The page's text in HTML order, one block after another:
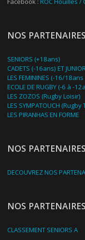
NOS PARTENAIRES
SENIORS (+18ans)
CADETS (-16ans) ET
LES FEMININES (-16/
ECOLE DE RUGBY (-6 à -
LES ZOZOS (Rugby Loisir)
LES SYMPATOUCH (Rugby
LES PIRANHAS EN FORME
NOS PARTENAIRES
DECOUVREZ NOS
NOS PARTENAIRES
CLASSEMENT SENIORS A